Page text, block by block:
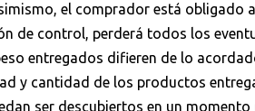
el comprador está
de control, perderá todos los
entregados difieren de lo
y cantidad de los productos
ser descubiertos en un